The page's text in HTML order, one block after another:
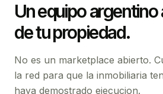
Un equipo argentino
de tu propiedad.
No es un marketplace abierto.
la red para que la inmobiliaria
haya demostrado ejecucion.